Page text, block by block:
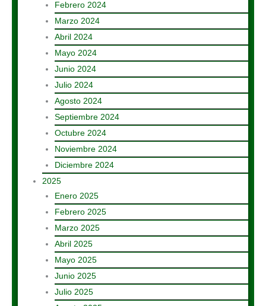
Febrero 2024
Marzo 2024
Abril 2024
Mayo 2024
Junio 2024
Julio 2024
Agosto 2024
Septiembre 2024
Octubre 2024
Noviembre 2024
Diciembre 2024
2025
Enero 2025
Febrero 2025
Marzo 2025
Abril 2025
Mayo 2025
Junio 2025
Julio 2025